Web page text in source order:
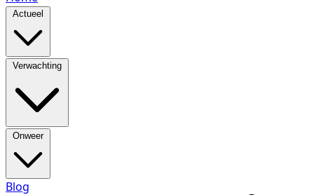
Actueel
Verwachting
Onweer
Blog